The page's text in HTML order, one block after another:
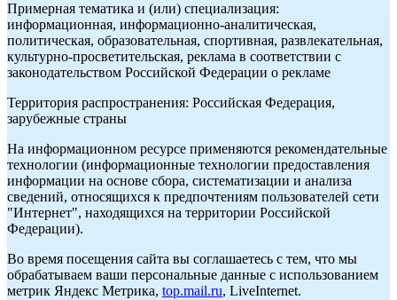
Примерная тематика и (или) специализация:
информационная, информационно-аналитическая,
политическая, образовательная, спортивная, развлекательная,
культурно-просветительская, реклама в соответствии с
законодательством Российской Федерации о рекламе
Территория распространения: Российская Федерация,
зарубежные страны
На информационном ресурсе применяются рекомендательные
технологии (информационные технологии предоставления
информации на основе сбора, систематизации и анализа
сведений, относящихся к предпочтениям пользователей сети
"Интернет", находящихся на территории Российской
Федерации).
Во время посещения сайта вы соглашаетесь с тем, что мы
обрабатываем ваши персональные данные с использованием
метрик Яндекс Метрика, top.mail.ru, LiveInternet.